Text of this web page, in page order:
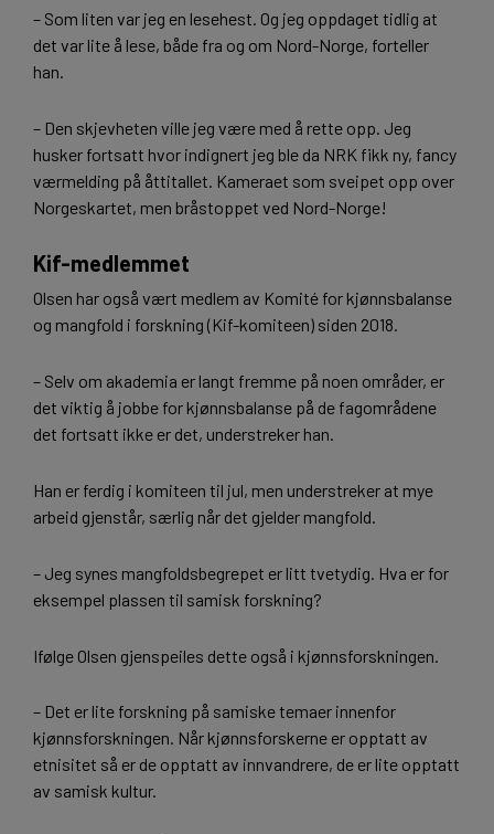
– Som liten var jeg en lesehest. Og jeg oppdaget tidlig at
det var lite å lese, både fra og om Nord-Norge, forteller
han.
– Den skjevheten ville jeg være med å rette opp. Jeg
husker fortsatt hvor indignert jeg ble da NRK fikk ny, fancy
værmelding på åttitallet. Kameraet som sveipet opp over
Norgeskartet, men bråstoppet ved Nord-Norge!
Kif-medlemmet
Olsen har også vært medlem av Komité for kjønnsbalanse
og mangfold i forskning (Kif-komiteen) siden 2018.
– Selv om akademia er langt fremme på noen områder, er
det viktig å jobbe for kjønnsbalanse på de fagområdene
det fortsatt ikke er det, understreker han.
Han er ferdig i komiteen til jul, men understreker at mye
arbeid gjenstår, særlig når det gjelder mangfold.
– Jeg synes mangfoldsbegrepet er litt tvetydig. Hva er for
eksempel plassen til samisk forskning?
Ifølge Olsen gjenspeiles dette også i kjønnsforskningen.
– Det er lite forskning på samiske temaer innenfor
kjønnsforskningen. Når kjønnsforskerne er opptatt av
etnisitet så er de opptatt av innvandrere, de er lite opptatt
av samisk kultur.